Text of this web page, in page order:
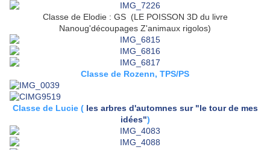
Classe de Elodie : GS (LE POISSON 3D du livre
Nanoug'découpages Z'animaux rigolos)
Classe de Rozenn, TPS/PS
Classe de Lucie (les arbres d'automnes sur "le tour de mes
idées")